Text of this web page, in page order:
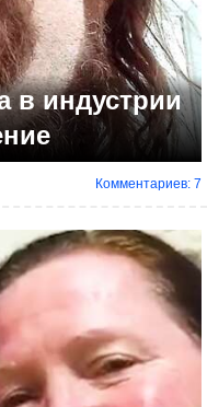
в индустрии
Комментариев: 7